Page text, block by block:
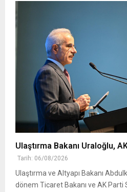
Ulaştırma Bakanı Uraloğlu,
Tarih: 06/08/2026
Ulaştırma ve Altyapı Bakanı
dönem Ticaret Bakanı ve AK Parti